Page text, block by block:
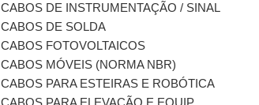
CABOS DE INSTRUMENTAÇÃO / SINAL
CABOS DE SOLDA
CABOS FOTOVOLTAICOS
CABOS MÓVEIS (NORMA NBR)
CABOS PARA ESTEIRAS E ROBÓTICA
CABOS PARA ELEVAÇÃO E EQUIP.